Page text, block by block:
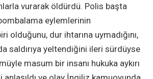
vurarak öldürdü. Polis başta
eylemlerinin
olduğunu, dur ihtarına uymadığını,
saldırıya yeltendiğini ileri sürdüyse
masum bir insanı hukuka aykırı